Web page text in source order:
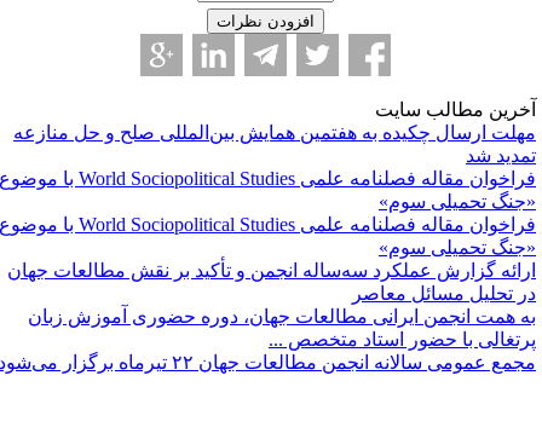
مطالب سایت
ارسال چکیده به هفتمین همایش بین‌المللی صلح و حل منازعه
شد
فراخوان مقاله فصلنامه علمی World Sociopolitical Studies با موضوع
تحمیلی سوم»
فراخوان مقاله فصلنامه علمی World Sociopolitical Studies با موضوع
تحمیلی سوم»
گزارش عملکرد سه‌ساله انجمن و تأکید بر نقش مطالعات جهان
تحلیل مسائل معاصر
همت انجمن ایرانی مطالعات جهان، دوره حضوری آموزش زبان
با حضور استاد متخصص ...
عمومی سالانه انجمن مطالعات جهان ۲۲ تیرماه برگزار می‌شود